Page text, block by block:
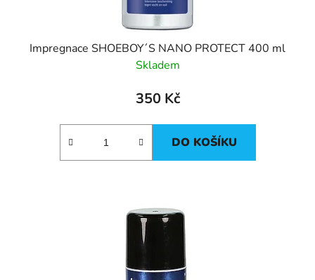
Impregnace SHOEBOY´S NANO PROTECT 400 ml
Skladem
350 Kč
DO KOŠÍKU